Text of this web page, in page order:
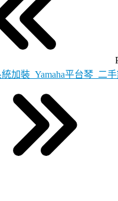
加裝_Yamaha平台琴_二